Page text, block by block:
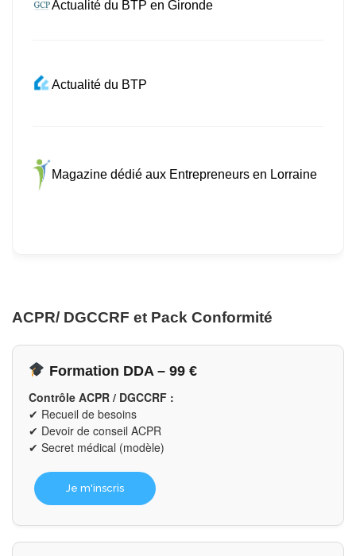
Actualité du BTP en Gironde
Actualité du BTP
Magazine dédié aux Entrepreneurs en Lorraine
ACPR/ DGCCRF et Pack Conformité
Formation DDA – 99 €
Contrôle ACPR / DGCCRF :
✔ Recueil de besoins
✔ Devoir de conseil ACPR
✔ Secret médical (modèle)
Je m'inscris